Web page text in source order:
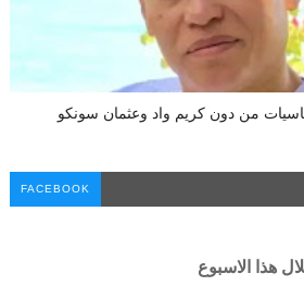
من دون كريم واد وعثمان سونكو
FACEBOOK
هذا الاسبوع